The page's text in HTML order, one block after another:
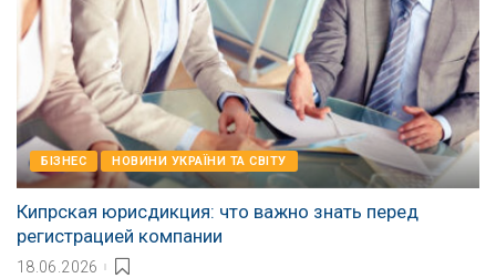
БІЗНЕС НОВИНИ УКРАЇНИ ТА СВІТУ
Кипрская юрисдикция: что важно знать перед
регистрацией компании
18.06.2026